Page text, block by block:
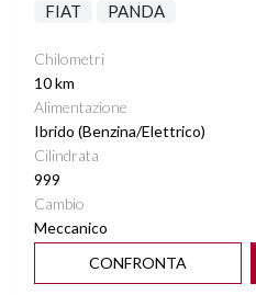
FIAT PANDA
Chilometri
10 km
Alimentazione
Ibrido (Benzina/Elettrico)
Cilindrata
999
Cambio
Meccanico
CONFRONTA